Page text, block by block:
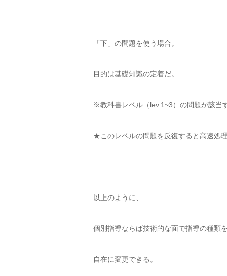
「下」の問題を使う場合。
目的は基礎知識の定着だ。
※教科書レベル（lev.1~3）の問題が該当
★このレベルの問題を反復すると高速処理
以上のように、
個別指導ならば技術的な面で指導の種類を
自在に変更できる。